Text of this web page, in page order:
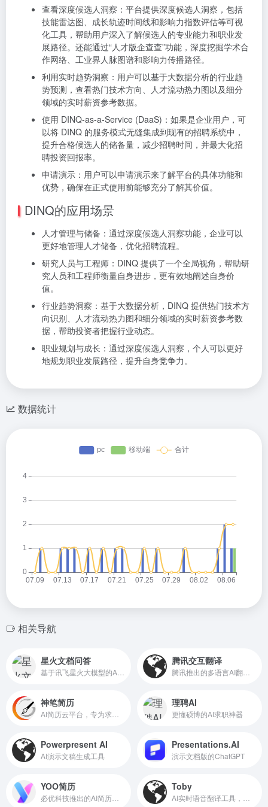
查看深度候选人洞察：平台提供深度候选人洞察，包括
技能雷达图、成长轨迹时间线和影响力指数评估等可视
化工具，帮助用户深入了解候选人的专业能力和职业发
展路径。还能通过“人才版企查查”功能，深度挖掘学术合
作网络、工业界人脉图谱和影响力传播路径。
利用实时趋势洞察：用户可以基于大数据分析的行业趋
势预测，查看热门技术方向、人才流动热力图以及细分
领域的实时薪资参考数据。
使用 DINQ-as-a-Service (DaaS)：如果是企业用户，可
以将 DINQ 的服务模式无缝集成到现有的招聘系统中，
提升合格候选人的储备量，减少招聘时间，并最大化招
聘投资回报率。
申请演示：用户可以申请演示来了解平台的具体功能和
优势，确保在正式使用前能够充分了解其价值。
DINQ的应用场景
人才管理与储备：通过深度候选人洞察功能，企业可以
更好地管理人才储备，优化招聘流程。
研究人员与工程师：DINQ 提供了一个全局视角，帮助研
究人员和工程师衡量自身进步，更有效地阐述自身价
值。
行业趋势洞察：基于大数据分析，DINQ 提供热门技术方
向识别、人才流动热力图和细分领域的实时薪资参考数
据，帮助投资者把握行业动态。
职业规划与成长：通过深度候选人洞察，个人可以更好
地规划职业发展路径，提升自身竞争力。
数据统计
相关导航
星火文档问答 腾讯交互翻译
神笔简历 理聘AI
更懂硕博的AI求职神器
Powerpresent AI
AI演示文稿生成工具
Presentations.AI
演示文档版的ChatGPT
YOO简历 Toby